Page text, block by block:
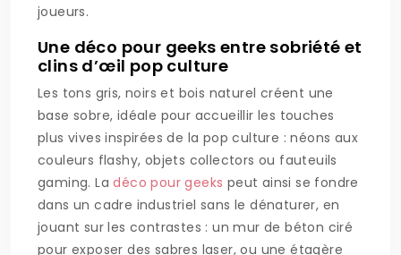
joueurs.
Une déco pour geeks entre sobriété et
clins d’œil pop culture
Les tons gris, noirs et bois naturel créent une
base sobre, idéale pour accueillir les touches
plus vives inspirées de la pop culture : néons aux
couleurs flashy, objets collectors ou fauteuils
gaming. Ladéco pour geeks peut ainsi se fondre
dans un cadre industriel sans le dénaturer, en
jouant sur les contrastes : un mur de béton ciré
pour exposer des sabres laser, ou une étagère